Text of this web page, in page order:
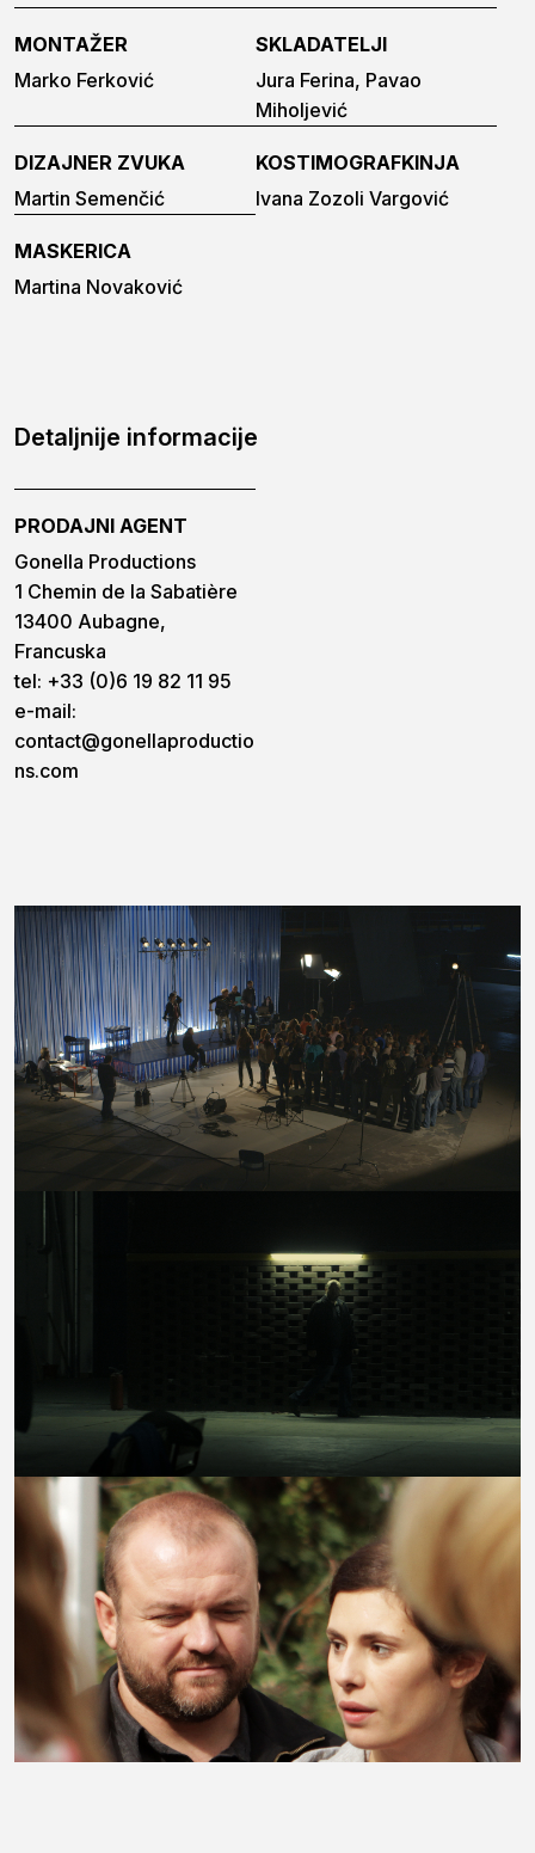
MONTAŽER
Marko Ferković
SKLADATELJI
Jura Ferina, Pavao
Miholjević
DIZAJNER ZVUKA
Martin Semenčić
KOSTIMOGRAFKINJA
Ivana Zozoli Vargović
MASKERICA
Martina Novaković
Detaljnije informacije
PRODAJNI AGENT
Gonella Productions
1 Chemin de la Sabatière
13400 Aubagne,
Francuska
tel: +33 (0)6 19 82 11 95
e-mail:
contact@gonellaproductio
ns.com